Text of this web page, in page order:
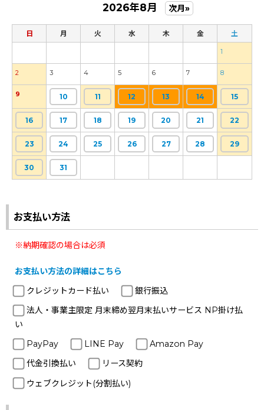
2026年8月 次月»
日 月 火 水 木 金 土
1
2 3 4 5 6 7 8
9 10 11 12 13 14 15
16 17 18 19 20 21 22
23 24 25 26 27 28 29
30 31
お支払い方法
※納期確認の場合は必須
お支払い方法の詳細はこちら
クレジットカード払い
銀行振込
法人・事業主限定 月末締め翌月末払いサービス NP掛け払
い
PayPay
LINE Pay
Amazon Pay
代金引換払い
リース契約
ウェブクレジット(分割払い)